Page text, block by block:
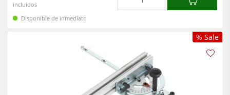
incluidos
Disponible de inmediato
% Sale